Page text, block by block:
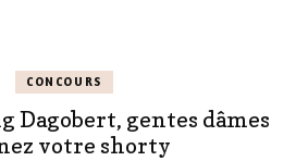
CONCOURS
Dagobert, gentes dâmes
votre shorty